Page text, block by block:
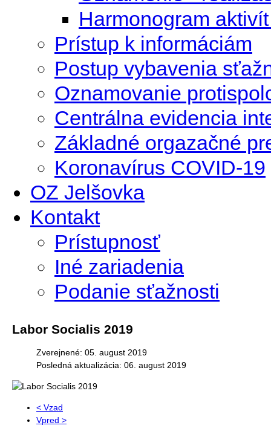
Harmonogram
Prístup k informáciám
Postup vybavenia
Oznamovanie
Centrálna evidencia
Základné orgazačné
Koronavírus COVID-19
OZ Jelšovka
Kontakt
Prístupnosť
Iné zariadenia
Podanie sťažnosti
Labor Socialis 2019
Zverejnené: 05. august 2019
Posledná aktualizácia: 06. august 2019
< Vzad
Vpred >